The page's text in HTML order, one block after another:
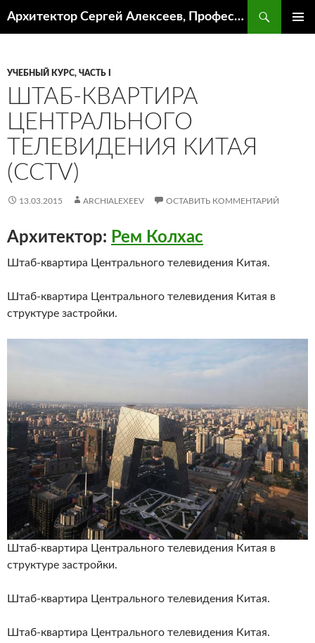
Архитектор Сергей Алексеев, Профессор кафедры ИА и АР ААИ ЮФУ
УЧЕБНЫЙ КУРС, ЧАСТЬ I
ШТАБ-КВАРТИРА
ЦЕНТРАЛЬНОГО
ТЕЛЕВИДЕНИЯ КИТАЯ
(CCTV)
13.03.2015 ARCHIALEXEEV ОСТАВИТЬ КОММЕНТАРИЙ
Архитектор: Рем Колхас
Штаб-квартира Центрального телевидения Китая.
Штаб-квартира Центрального телевидения Китая в
структуре застройки.
Штаб-квартира Центрального телевидения Китая в
структуре застройки.
Штаб-квартира Центрального телевидения Китая.
Штаб-квартира Центрального телевидения Китая.